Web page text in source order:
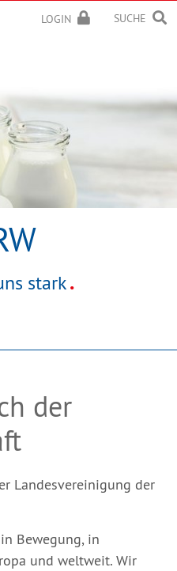
LOGIN SUCHE
stark.
der
Landesvereinigung der
Bewegung, in
und weltweit. Wir